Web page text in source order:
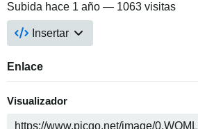
Subida hace 1 año — 1063 visitas
Insertar
Enlace
Visualizador